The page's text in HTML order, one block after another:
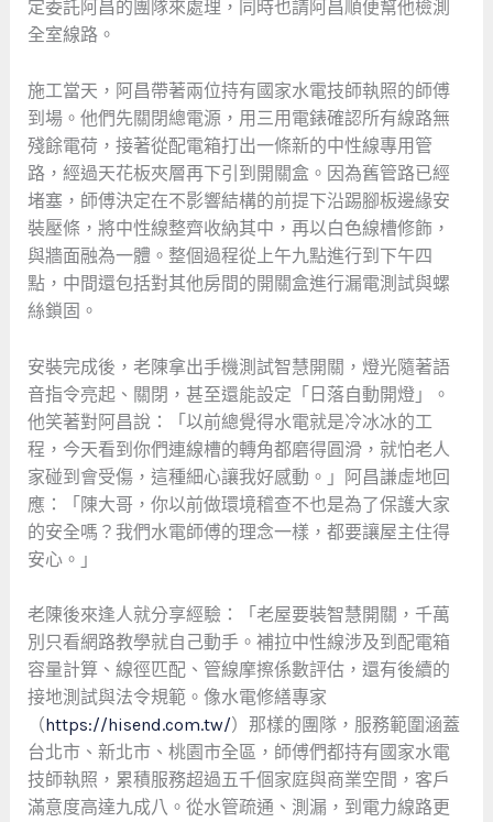
定委託阿昌的團隊來處理，同時也請阿昌順便幫他檢測
全室線路。
施工當天，阿昌帶著兩位持有國家水電技師執照的師傅
到場。他們先關閉總電源，用三用電錶確認所有線路無
殘餘電荷，接著從配電箱打出一條新的中性線專用管
路，經過天花板夾層再下引到開關盒。因為舊管路已經
堵塞，師傅決定在不影響結構的前提下沿踢腳板邊緣安
裝壓條，將中性線整齊收納其中，再以白色線槽修飾，
與牆面融為一體。整個過程從上午九點進行到下午四
點，中間還包括對其他房間的開關盒進行漏電測試與螺
絲鎖固。
安裝完成後，老陳拿出手機測試智慧開關，燈光隨著語
音指令亮起、關閉，甚至還能設定「日落自動開燈」。
他笑著對阿昌說：「以前總覺得水電就是冷冰冰的工
程，今天看到你們連線槽的轉角都磨得圓滑，就怕老人
家碰到會受傷，這種細心讓我好感動。」阿昌謙虛地回
應：「陳大哥，你以前做環境稽查不也是為了保護大家
的安全嗎？我們水電師傅的理念一樣，都要讓屋主住得
安心。」
老陳後來逢人就分享經驗：「老屋要裝智慧開關，千萬
別只看網路教學就自己動手。補拉中性線涉及到配電箱
容量計算、線徑匹配、管線摩擦係數評估，還有後續的
接地測試與法令規範。像水電修繕專家
（https://hisend.com.tw/）那樣的團隊，服務範圍涵蓋
台北市、新北市、桃園市全區，師傅們都持有國家水電
技師執照，累積服務超過五千個家庭與商業空間，客戶
滿意度高達九成八。從水管疏通、測漏，到電力線路更